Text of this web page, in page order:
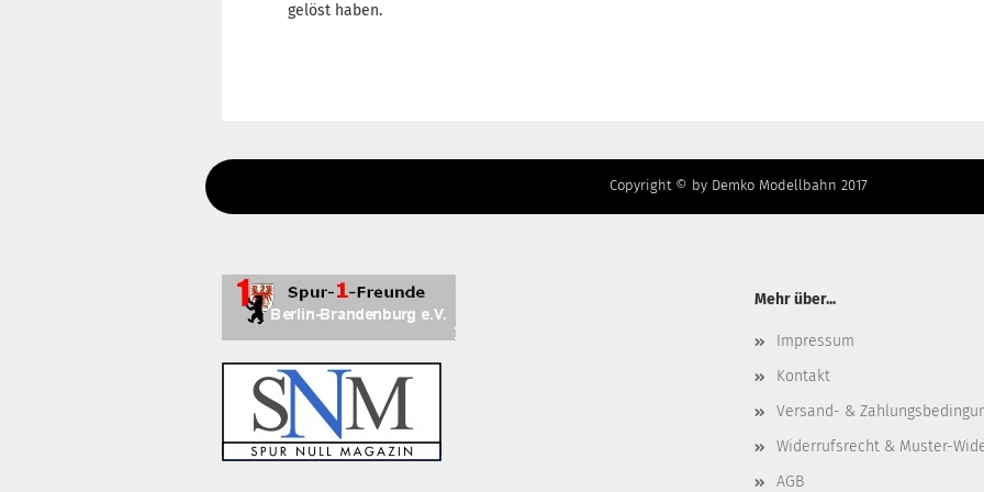
gelöst haben.
Copyright © by Demko Modellbahn 2017
Mehr über...
Impressum
Kontakt
Versand- &
Widerrufsrecht & Muster-
AGB